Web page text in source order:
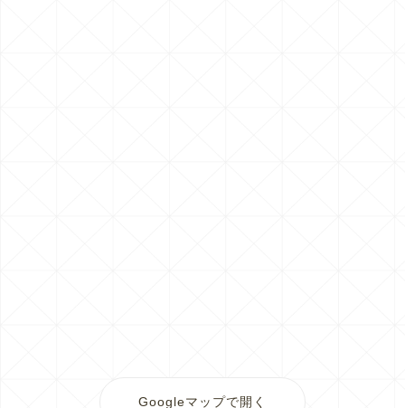
Googleマップで開く